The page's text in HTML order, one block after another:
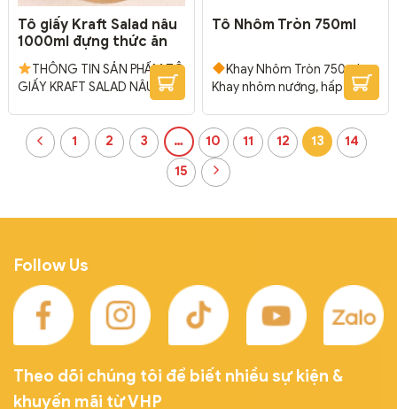
Tô giấy Kraft Salad nâu
1000ml đựng thức ăn
THÔNG TIN SẢN PHẨM TÔ
GIẤY KRAFT SALAD NÂU
ĐỰNG THỨC ĂN + Chất liệu:
thước (Miệng x Đáy x Cao)
TÔ GIẤY 150MM – Tô
1000ml + nắp pet (pp): 15cm
Tô Nhôm Tròn 750ml
Khay Nhôm Tròn 750ml –
Khay nhôm nướng, hấp các
loại bánh, thịt, cá, rau củ…
tiết kiệt thời gian lau rửa. Phù
hợp nướng bánh…
Kích
thước: Đường kính 181mm x
1 2 3 … 10 11 12 13
14
15
Follow Us
Theo dõi chúng tôi để biết nhiều sự kiện &
khuyến mãi từ VHP